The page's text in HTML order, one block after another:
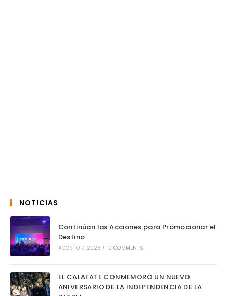
NOTICIAS
Continúan las Acciones para Promocionar el
Destino
AGOSTO 7, 2026 / 0 COMMENTS
EL CALAFATE CONMEMORÓ UN NUEVO
ANIVERSARIO DE LA INDEPENDENCIA DE LA